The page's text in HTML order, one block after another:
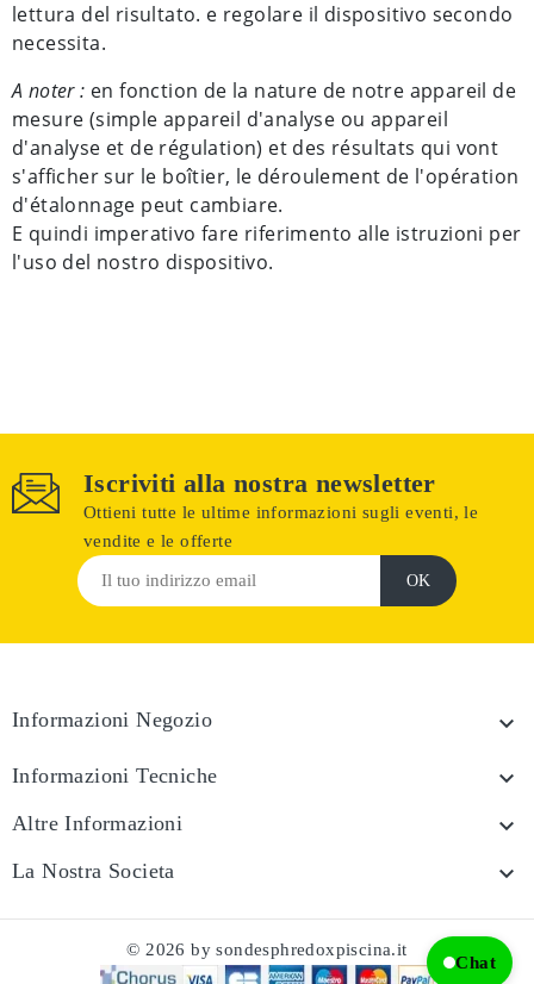
lettura del risultato. e regolare il dispositivo secondo
necessita.
A noter : en fonction de la nature de notre appareil de
mesure (simple appareil d'analyse ou appareil
d'analyse et de régulation) et des résultats qui vont
s'afficher sur le boîtier, le déroulement de l'opération
d'étalonnage peut cambiare.
E quindi imperativo fare riferimento alle istruzioni per
l'uso del nostro dispositivo.
Iscriviti alla nostra newsletter
Ottieni tutte le ultime informazioni sugli eventi, le
vendite e le offerte
Informazioni Negozio 
Informazioni Tecniche 
Altre Informazioni 
La Nostra Societa 
© 2026 by sondesphredoxpiscina.it
Chat